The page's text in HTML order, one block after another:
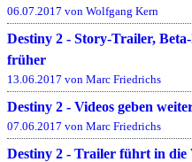
06.07.2017 von Wolfgang Kern
Destiny 2 - Story-Trailer,
früher
13.06.2017 von Marc Friedrichs
Destiny 2 - Videos geben
07.06.2017 von Marc Friedrichs
Destiny 2 - Trailer führt in